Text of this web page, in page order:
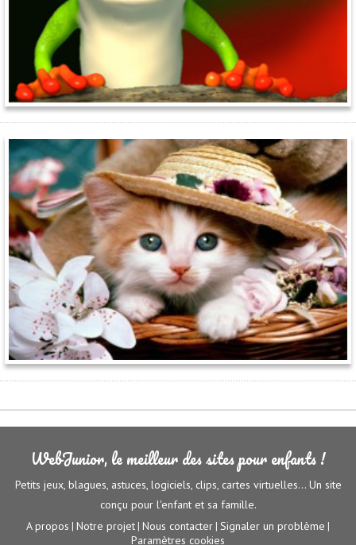
WebJunior, le meilleur des sites pour enfants !
Petits jeux, blagues, astuces, logiciels, clips, cartes virtuelles... Un site
conçu pour l'enfant et sa famille.
A propos | Notre projet | Nous contacter | Signaler un problème |
Paramètres cookies